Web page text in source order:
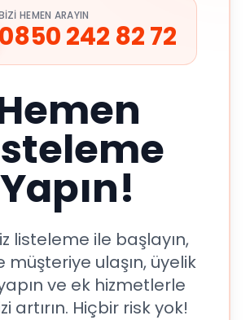
HEMEN ARAYIN
242 82 72
Yapın!
listeleme ile başlayın,
müşteriye ulaşın, üyelik
yapın ve ek hizmetlerle
artırın. Hiçbir risk yok!